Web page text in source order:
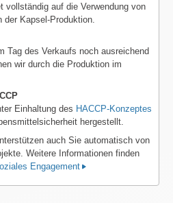
vollständig auf die Verwendung von
der Kapsel-Produktion.
Tag des Verkaufs noch ausreichend
wir durch die Produktion im
Einhaltung des HACCP-Konzeptes
hergestellt.
auch Sie automatisch von
Weitere Informationen finden
Engagement